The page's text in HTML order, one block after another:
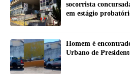
socorrista
em estágio
Homem é
Urbano de